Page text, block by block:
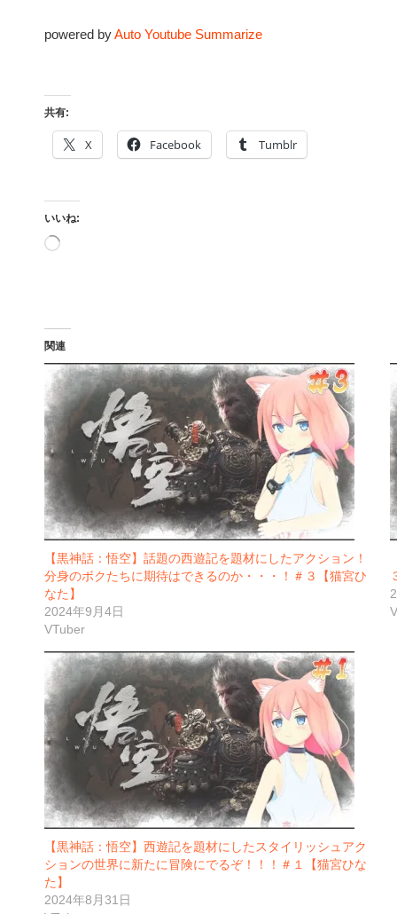
powered byAuto Youtube Summarize
共有:
X Facebook Tumblr
いいね:
読
関連
【黒神話：悟空】話題の西遊記を題材にしたアクション！
分身のボクたちに期待はできるのか・・・！＃３【猫宮ひ
なた】
2024年9月4日
VTuber
【黒神話：悟空】西遊記を題材にしたスタイリッシュアク
ションの世界に新たに冒険にでるぞ！！！＃１【猫宮ひな
た】
2024年8月31日